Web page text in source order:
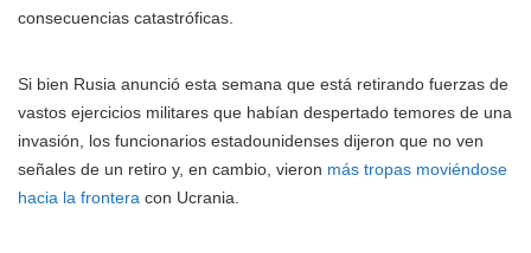
consecuencias catastróficas.
Si bien Rusia anunció esta semana que está retirando fuerzas de
vastos ejercicios militares que habían despertado temores de una
invasión, los funcionarios estadounidenses dijeron que no ven
señales de un retiro y, en cambio, vieron más tropas moviéndose
hacia la frontera con Ucrania.